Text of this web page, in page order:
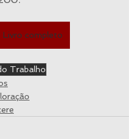
Livro completo
Trabalho